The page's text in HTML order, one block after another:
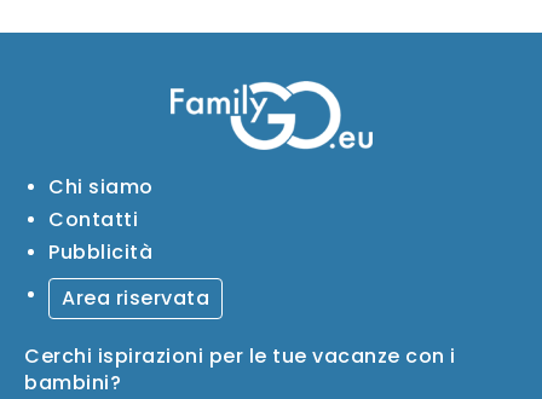
Chi siamo
Contatti
Pubblicità
Area riservata
Cerchi ispirazioni per le tue vacanze con i
bambini?